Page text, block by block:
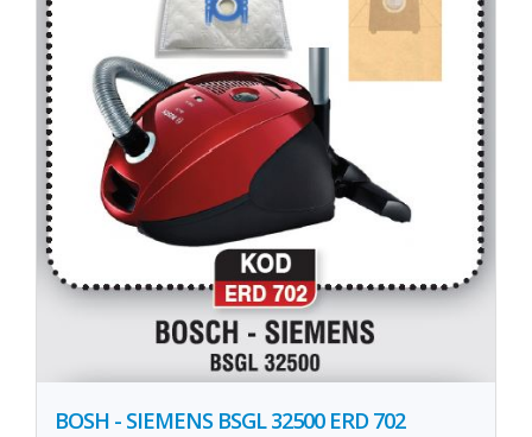
BOSH - SIEMENS BSGL 32500 ERD 702